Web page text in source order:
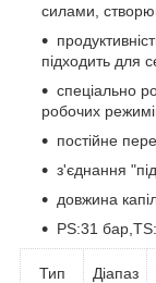
силами,
підходить для
спеціально
робочих
постійне
з'єднання
довжина
PS:31
Тип
Діапаз